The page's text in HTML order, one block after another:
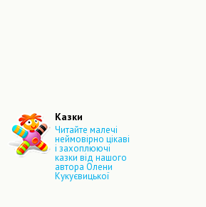
Казки
Читайте малечі
неймовірно цікаві
і захоплюючі
казки від нашого
автора Олени
Кукуєвицької